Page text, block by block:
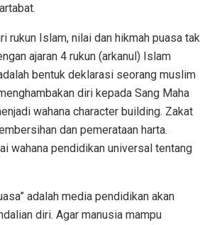
rukun Islam, nilai dan hikmah puasa tak
ajaran 4 rukun (arkanul) Islam
bentuk deklarasi seorang muslim
diri kepada Sang Maha
wahana character building. Zakat
dan pemerataan harta.
wahana pendidikan universal tentang
adalah media pendidikan akan
diri. Agar manusia mampu